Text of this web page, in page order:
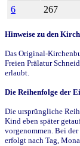
6
267
Hinweise zu den
Das Original-
Freien Prälatur
erlaubt.
Die Reihenfolge der
Die ursprüngliche
Kind eben später
vorgenommen. Bei
erfolgt nach Tag,